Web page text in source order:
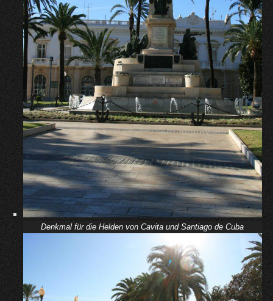
Denkmal für die Helden von Cavita und Santiago de Cuba